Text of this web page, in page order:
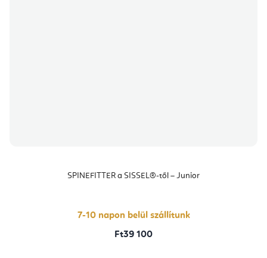
SPINEFITTER a SISSEL®-től – Junior
7-10 napon belül szállítunk
Ft39 100